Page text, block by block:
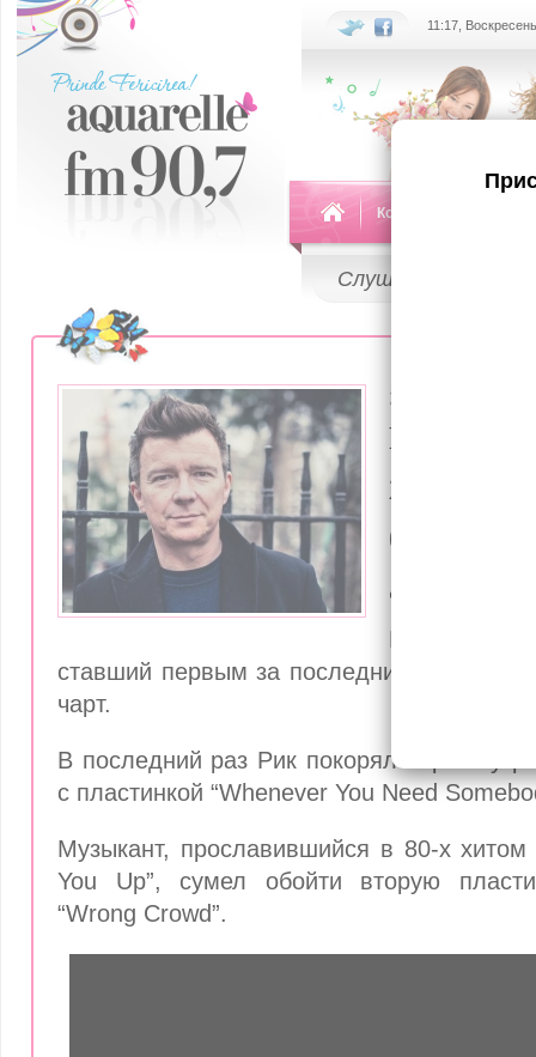
11:17,
Команда
Слушай
21 Июня 2016
Рик
29 лет
альбомов
Новый
ставший первым за последние 11 лет,
чарт.
В последний раз Рик покорял вершину
с пластинкой “Whenever You Need
Музыкант, прославившийся в 80-х
You Up”, сумел обойти вторую
“Wrong Crowd”.